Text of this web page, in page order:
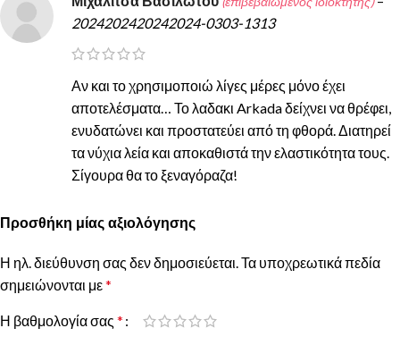
2024202420242024-0303-1313
Αν και το χρησιμοποιώ λίγες μέρες μόνο έχει
αποτελέσματα… Το λαδακι Arkada δείχνει να θρέφει,
ενυδατώνει και προστατεύει από τη φθορά. Διατηρεί
τα νύχια λεία και αποκαθιστά την ελαστικότητα τους.
Σίγουρα θα το ξεναγόραζα!
Προσθήκη μίας αξιολόγησης
Η ηλ. διεύθυνση σας δεν δημοσιεύεται.Τα υποχρεωτικά πεδία
σημειώνονται με*
Η βαθμολογία σας *